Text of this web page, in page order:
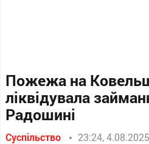
Пожежа на
ліквідувала
Радошині
Суспільство 23:24, 4.08.2025